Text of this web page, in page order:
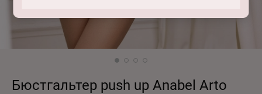
Бюстгальтер push up Anabel Arto